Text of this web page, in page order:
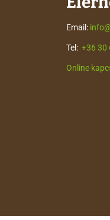
Email:
Tel: +36 30
Online